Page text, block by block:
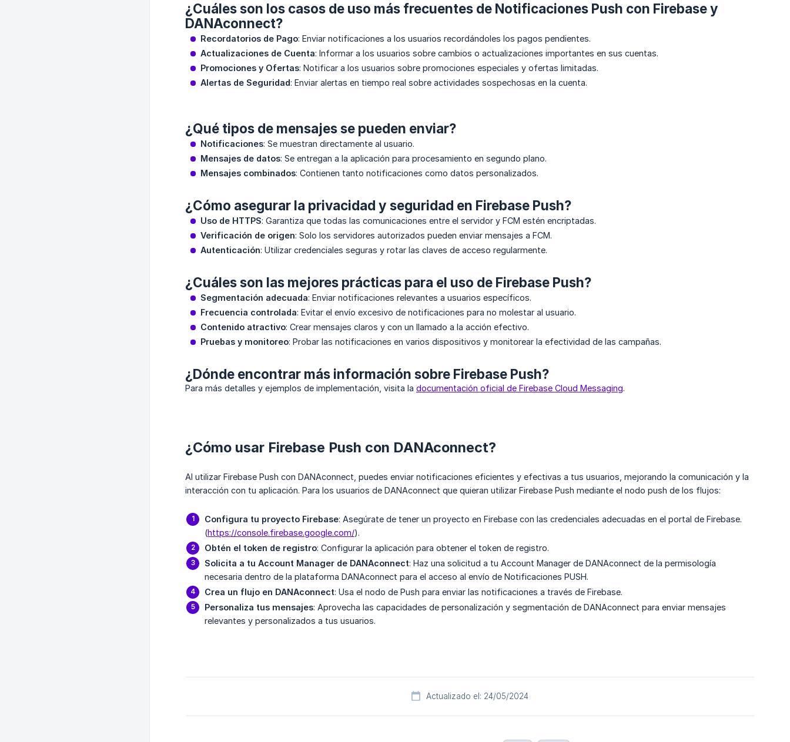
¿Cuáles son los casos de uso más frecuentes de Notificaciones Push con Firebase y
DANAconnect?
Recordatorios de Pago: Enviar notificaciones a los usuarios recordándoles los pagos pendientes.
Actualizaciones de Cuenta: Informar a los usuarios sobre cambios o actualizaciones importantes en sus cuentas.
Promociones y Ofertas: Notificar a los usuarios sobre promociones especiales y ofertas limitadas.
Alertas de Seguridad: Enviar alertas en tiempo real sobre actividades sospechosas en la cuenta.
¿Qué tipos de mensajes se pueden enviar?
Notificaciones: Se muestran directamente al usuario.
Mensajes de datos: Se entregan a la aplicación para procesamiento en segundo plano.
Mensajes combinados: Contienen tanto notificaciones como datos personalizados.
¿Cómo asegurar la privacidad y seguridad en Firebase Push?
Uso de HTTPS: Garantiza que todas las comunicaciones entre el servidor y FCM estén encriptadas.
Verificación de origen: Solo los servidores autorizados pueden enviar mensajes a FCM.
Autenticación: Utilizar credenciales seguras y rotar las claves de acceso regularmente.
¿Cuáles son las mejores prácticas para el uso de Firebase Push?
Segmentación adecuada: Enviar notificaciones relevantes a usuarios específicos.
Frecuencia controlada: Evitar el envío excesivo de notificaciones para no molestar al usuario.
Contenido atractivo: Crear mensajes claros y con un llamado a la acción efectivo.
Pruebas y monitoreo: Probar las notificaciones en varios dispositivos y monitorear la efectividad de las campañas.
¿Dónde encontrar más información sobre Firebase Push?
Para más detalles y ejemplos de implementación, visita la documentación oficial de Firebase Cloud Messaging.
¿Cómo usar Firebase Push con DANAconnect?
Al utilizar Firebase Push con DANAconnect, puedes enviar notificaciones eficientes y efectivas a tus usuarios, mejorando la comunicación y la
interacción con tu aplicación. Para los usuarios de DANAconnect que quieran utilizar Firebase Push mediante el nodo push de los flujos:
Configura tu proyecto Firebase: Asegúrate de tener un proyecto en Firebase con las credenciales adecuadas en el portal de Firebase.
(https://console.firebase.google.com/).
Obtén el token de registro: Configurar la aplicación para obtener el token de registro.
Solicita a tu Account Manager de DANAconnect: Haz una solicitud a tu Account Manager de DANAconnect de la permisología
necesaria dentro de la plataforma DANAconnect para el acceso al envío de Notificaciones PUSH.
Crea un flujo en DANAconnect: Usa el nodo de Push para enviar las notificaciones a través de Firebase.
Personaliza tus mensajes: Aprovecha las capacidades de personalización y segmentación de DANAconnect para enviar mensajes
relevantes y personalizados a tus usuarios.
Actualizado el: 24/05/2024